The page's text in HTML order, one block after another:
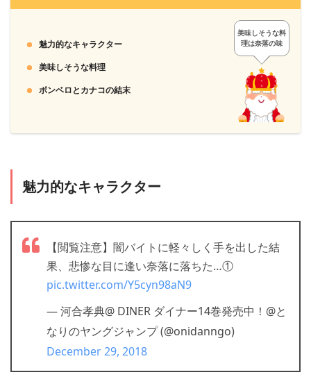
魅力的なキャラクター
美味しそうな料理
ボンベロとカナコの結末
美味しそうな料
理は奈落の味
魅力的なキャラクター
【閲覧注意】闇バイトに軽々しく手を出した結
果、悲惨な目に逢い奈落に落ちた…①
pic.twitter.com/Y5cyn98aN9
— 河合孝典@ DINER ダイナー14巻発売中！@と
なりのヤングジャンプ (@onidanngo)
December 29, 2018